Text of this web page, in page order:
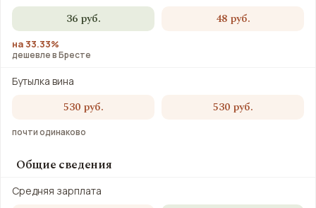
36 руб. 48 руб.
на 33.33%
дешевле в Бресте
Бутылка вина
530 руб. 530 руб.
почти одинаково
Общие сведения
Средняя зарплата